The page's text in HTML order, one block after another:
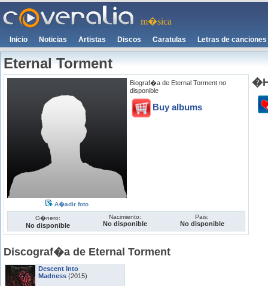
m�sica
Inicio Noticias Artistas Discos Caratulas Letras de canciones
Eternal Torment
A�adir foto
Biograf�a de Eternal Torment no
disponible
Buy albums
G�nero:
No disponible
Nacimiento:
No disponible
Pais:
No disponible
Discograf�a de Eternal Torment
Descent Into
Madness (2015)